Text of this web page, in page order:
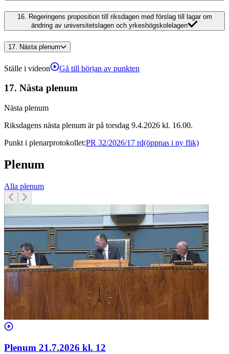
16. Regeringens proposition till riksdagen med förslag till lagar om
ändring av universitetslagen och yrkeshögskolelagen
17. Nästa plenum
Ställe i videon Gå till början av punkten
17. Nästa plenum
Nästa plenum
Riksdagens nästa plenum är på torsdag 9.4.2026 kl. 16.00.
Punkt i plenarprotokollet:PR 32/2026/17 rd(öppnas i ny flik)
Plenum
Alla plenum
Plenum 21.7.2026 kl. 12